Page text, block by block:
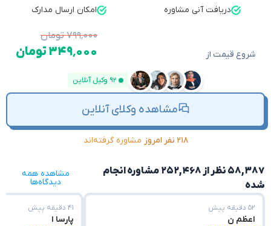
دریافت آنی مشاوره
امکان ارسال مدارک
شروع قیمت از
۷۹۹٬۰۰۰ تومان
۳۴۹٬۰۰۰ تومان
۹۲ وکیل آنلاین
مشاهده وکلای آنلاین
۲۱۸ نفر امروز مشاوره گرفته‌اند
۵۸,۳۸۷ نظر از ۲۵۲,۴۶۸ مشاوره انجام
شده
مشاهده همه
دیدگاه‌ها
۵۲ دقیقه پیش
اعظم ن
۴۱ دقیقه پیش
پارسا ا